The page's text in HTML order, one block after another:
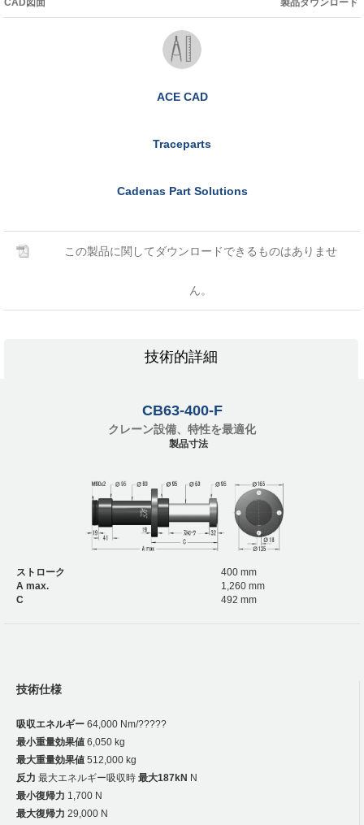
ACE CAD
Traceparts
Cadenas Part Solutions
この製品に関してダウンロードできるものはありませ
ん。
技術的詳細
CB63-400-F
クレーン設備、特性を最適化
製品寸法
ストローク
400 mm
A max.
1,260 mm
C
492 mm
技術仕様
吸収エネルギー 64,000 Nm/?????
最小重量効果値 6,050 kg
最大重量効果値 512,000 kg
反力 最大エネルギー吸収時 最大187kN N
最小復帰力 1,700 N
最大復帰力 29,000 N